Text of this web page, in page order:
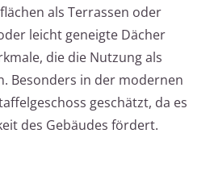
als Terrassen oder
leicht geneigte Dächer
die die Nutzung als
Besonders in der modernen
geschätzt, da es
des Gebäudes fördert.